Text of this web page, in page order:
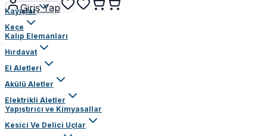
Giriş Yap
Kayışlar
Keçe
Kalıp Elemanları
Hırdavat
El Aletleri
Akülü Aletler
Elektrikli Aletler
Yapıştırıcı ve Kimyasallar
Kesici Ve Delici Uçlar